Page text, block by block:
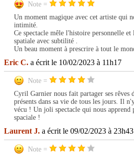
Note =
Un moment magique avec cet artiste qui
intimité.
Ce spectacle mêle l'histoire personnelle
spatiale avec subtilité .
Un beau moment à prescrire à tout le
Eric C. a écrit le 10/02/2023 à 11h17
Note =
Cyril Garnier nous fait partager ses rêves
présents dans sa vie de tous les jours. Il
vécu ! Un joli spectacle qui nous apprend
spaciale !
Laurent J. a écrit le 09/02/2023 à 23h43
Note =